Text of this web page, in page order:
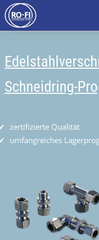
Schneidring-
zertifizierte Qualität
umfangreiches